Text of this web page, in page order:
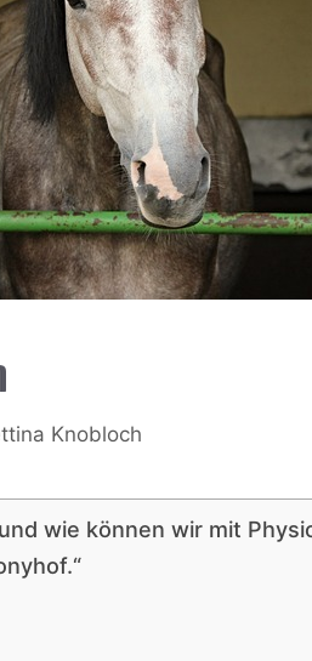
Knobloch
wie können wir mit